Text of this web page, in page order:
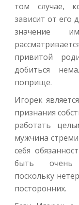
том случае,
зависит от его
значение
привитой
добиться
поприще.
Игорек
признания
работать
мужчина
себя
быть очень
поскольку
посторонних.